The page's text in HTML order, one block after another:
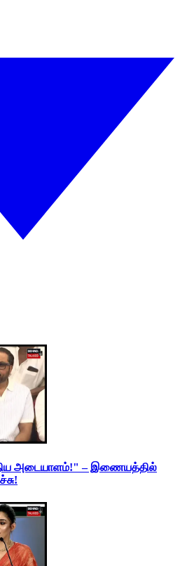
அடையாளம்!" – இணையத்தில்